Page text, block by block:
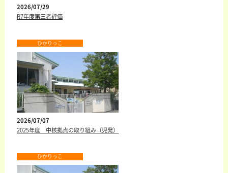
2026/07/29
R7年度第三者評価
ひかりっこ
2026/07/07
2025年度 中核拠点の取り組み（児発）
ひかりっこ